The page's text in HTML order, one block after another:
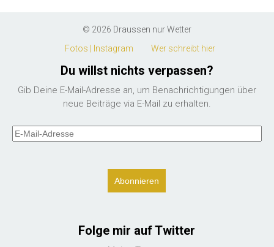
© 2026 Draussen nur Wetter
Fotos | Instagram
Wer schreibt hier
Du willst nichts verpassen?
Gib Deine E-Mail-Adresse an, um Benachrichtigungen über
neue Beiträge via E-Mail zu erhalten.
E-
Folge mir auf Twitter